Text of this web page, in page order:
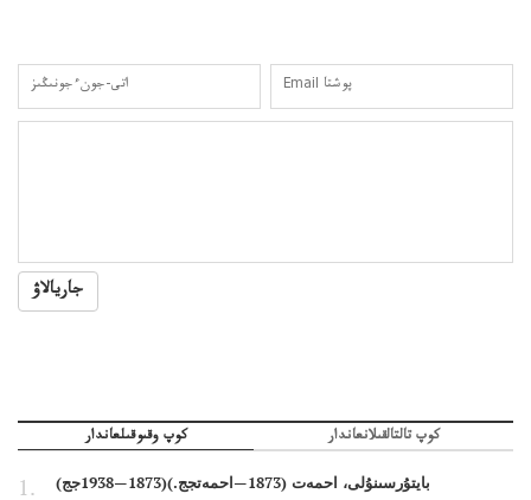
جاريالاۋ
كوپ وقىوقىلعاندار كوپ تالتالقىلانعاندار
بايتۇرسىنۇلى، احمەت (1873—احمەتجج.)(1873—1938جج)